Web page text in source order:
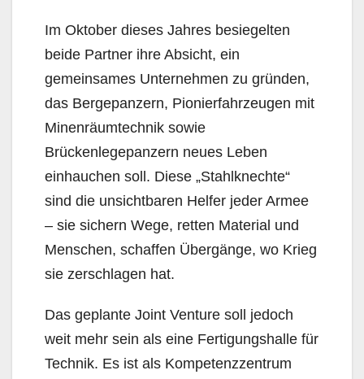
Im Oktober dieses Jahres besiegelten
beide Partner ihre Absicht, ein
gemeinsames Unternehmen zu gründen,
das Bergepanzern, Pionierfahrzeugen mit
Minenräumtechnik sowie
Brückenlegepanzern neues Leben
einhauchen soll. Diese „Stahlknechte“
sind die unsichtbaren Helfer jeder Armee
– sie sichern Wege, retten Material und
Menschen, schaffen Übergänge, wo Krieg
sie zerschlagen hat.
Das geplante Joint Venture soll jedoch
weit mehr sein als eine Fertigungshalle für
Technik. Es ist als Kompetenzzentrum